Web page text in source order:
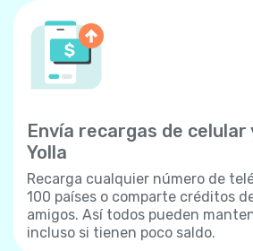
Envía recargas de
Yolla
Recarga cualquier número de
100 países o comparte créditos
amigos. Así todos pueden
incluso si tienen poco saldo.